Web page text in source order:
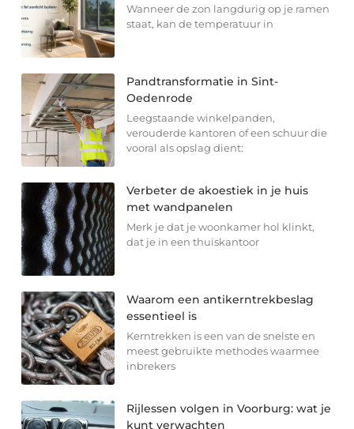
Wanneer de zon langdurig op je ramen
staat, kan de temperatuur in
Pandtransformatie in Sint-
Oedenrode
Leegstaande winkelpanden,
verouderde kantoren of een schuur die
vooral als opslag dient:
Verbeter de akoestiek in je huis
met wandpanelen
Merk je dat je woonkamer hol klinkt,
dat je in een thuiskantoor
Waarom een antikerntrekbeslag
essentieel is
Kerntrekken is een van de snelste en
meest gebruikte methodes waarmee
inbrekers
Rijlessen volgen in Voorburg: wat je
kunt verwachten